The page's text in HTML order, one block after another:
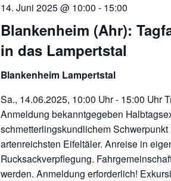
Blankenheim (Ahr):
in das Lampertstal
14. Juni 2025 @ 10:00 - 15:00
Blankenheim Lampertstal
Sa., 14.06.2025, 10:00 Uhr - 15:00 Uhr
Anmeldung bekanntgegeben
schmetterlingskundlichem
artenreichsten Eifeltäler. Anreise in
Rucksackverpflegung.
werden. Anmeldung erforderlich!